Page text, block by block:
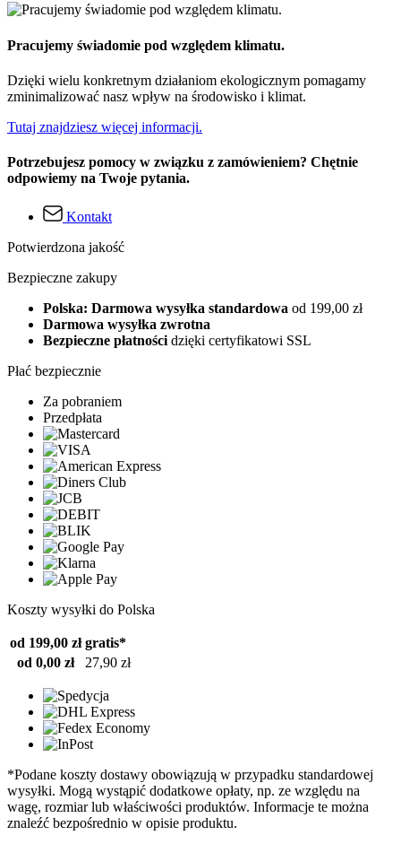
Pracujemy świadomie pod względem klimatu.
Dzięki wielu konkretnym działaniom ekologicznym pomagamy
zminimalizować nasz wpływ na środowisko i klimat.
Tutaj znajdziesz więcej informacji.
Potrzebujesz pomocy w związku z zamówieniem? Chętnie
odpowiemy na Twoje pytania.
Kontakt
Potwierdzona jakość
Bezpieczne zakupy
Polska: Darmowa wysyłka standardowa od 199,00 zł
Darmowa wysyłka zwrotna
Bezpieczne płatnościdzięki certyfikatowi SSL
Płać bezpiecznie
Za pobraniem
Przedpłata
Koszty wysyłki do Polska
od 199,00 zł gratis*
od 0,00 zł
27,90 zł
*Podane koszty dostawy obowiązują w przypadku standardowej
wysyłki. Mogą wystąpić dodatkowe opłaty, np. ze względu na
wagę, rozmiar lub właściwości produktów. Informacje te można
znaleźć bezpośrednio w opisie produktu.